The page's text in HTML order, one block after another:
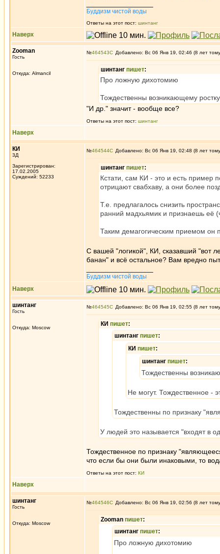
Буддизм чистой воды
Ответы на этот пост: шинтанг
Наверх
Zooman
Гость
Откуда: Almancil
№464543 Добавлено: Вс 06 Янв 19, 02:46 (8 лет
шинтанг пишет:
Про ложную дихотомию
Тождественны возникающему
"И др." значит - вообще все?
Ответы на этот пост: шинтанг
Наверх
КИ
3Д
Зарегистрирован:
17.02.2005
Суждений: 52233
№464544 Добавлено: Вс 06 Янв 19, 02:48 (8 лет
шинтанг пишет:
Кстати, сам КИ - это и есть пример
отрицают свабхаву, а они более
Т.е. предлагалось снизить
ранний мадхьямик и признаешь её
Таким демагогическим приемом он
С вашей "логикой", КИ, сказавший "вот
банан" и всё остальное? Вам вредно
Буддизм чистой воды
Наверх
шинтанг
Гость
Откуда: Moscow
№464545 Добавлено: Вс 06 Янв 19, 02:55 (8 лет
КИ пишет:
шинтанг пишет:
КИ пишет:
шинтанг пишет:
Тождественны
Не могут. Тождественное -
Тождественны по признаку
У людей это называется "входят в
Тождественное по признаку
что если бы они были инаковыми, то
Ответы на этот пост: КИ
Наверх
шинтанг
Гость
Откуда: Moscow
№464546 Добавлено: Вс 06 Янв 19, 02:56 (8 лет
Zooman пишет:
шинтанг пишет:
Про ложную дихотомию